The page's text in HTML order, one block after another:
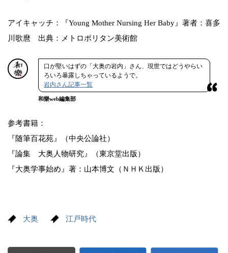
アイキャッチ：『Young Mother Nursing Her Baby』著者：喜多
川歌麿 出典：メトロポリタン美術館
口が堅いはずの「大奥の岩内」さん、現世ではどうやらい
ろいろ暴露しちゃっているようで。
岩内さん記事一覧
和樂web編集部
参考書籍：
『随筆百花苑』（中央公論社）
『論集 大奥人物研究』（東京堂出版）
『大奥学事始め』著：山本博文（ＮＨＫ出版）
大奥 江戸時代